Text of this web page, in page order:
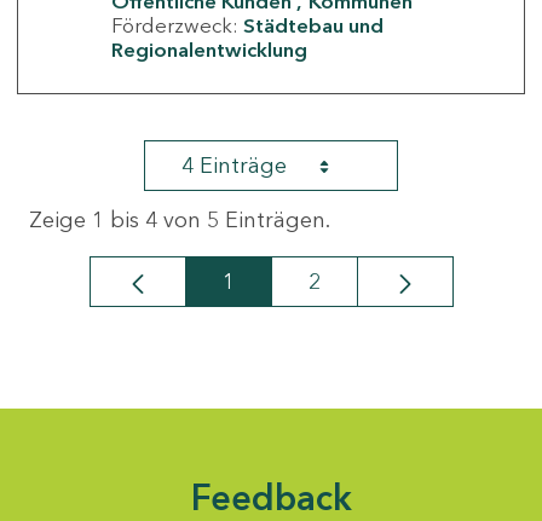
Förderzweck: Städtebau und
Regionalentwicklung
4 Einträge
Zeige 1 bis 4 von 5 Einträgen.
Seite
1 Seite
2
Feedback